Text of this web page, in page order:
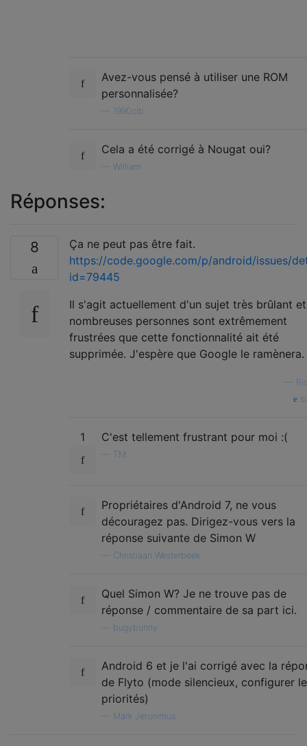
Avez-vous pensé à utiliser une ROM
personnalisée?
1990clb
Cela a été corrigé à Nougat oui?
William
Réponses:
8
Ça ne peut pas être fait.
https://code.google.com/p/android/issues/
id=79445
Il s'agit actuellement d'un sujet très brûlant
nombreuses personnes sont extrêmement
frustrées que cette fonctionnalité ait été
supprimée. J'espère que Google le ramènera.
1 C'est tellement frustrant pour moi :(
TM.
Propriétaires d'Android 7, ne vous
découragez pas. Dirigez-vous vers la
réponse suivante de Simon W
Christiaan Westerbeek
Quel Simon W? Je ne trouve pas de
réponse / commentaire de sa part ici.
bugybunny
Android 6 et je l'ai corrigé avec la
de Flyto (mode silencieux, configurer
priorités)
Mark Jeronimus